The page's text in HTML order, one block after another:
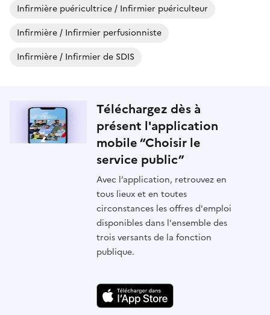
Infirmière puéricultrice / Infirmier puériculteur
Infirmière / Infirmier perfusionniste
Infirmière / Infirmier de SDIS
Téléchargez dès à
présent l'application
mobile “Choisir le
service public”
Avec l’application, retrouvez en
tous lieux et en toutes
circonstances les offres d'emploi
disponibles dans l'ensemble des
trois versants de la fonction
publique.